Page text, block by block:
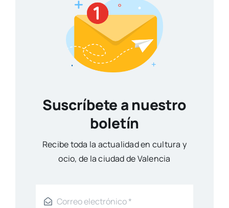
Suscríbete a nuestro
boletín
Reci­be toda la actua­li­dad en cul­tu­ra y
ocio, de la ciu­dad de Valen­cia